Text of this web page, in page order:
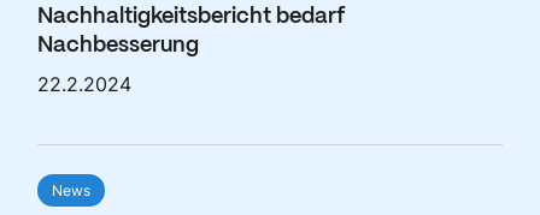
Nachhaltigkeitsbericht bedarf
Nachbesserung
22.2.2024
News